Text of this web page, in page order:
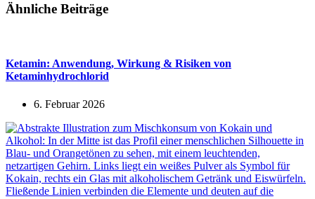
Ähnliche Beiträge
Ketamin: Anwendung, Wirkung & Risiken von
Ketaminhydrochlorid
6. Februar 2026